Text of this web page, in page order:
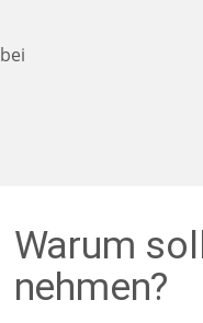
bei
Warum
nehmen?